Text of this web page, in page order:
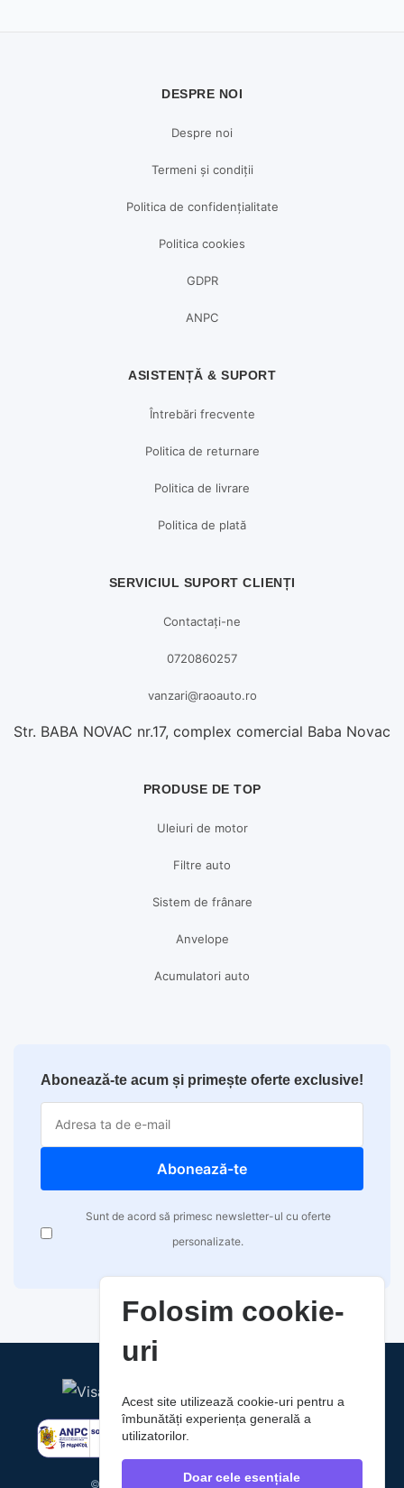
DESPRE NOI
Despre noi
Termeni și condiții
Politica de confidențialitate
Politica cookies
GDPR
ANPC
ASISTENȚĂ & SUPORT
Întrebări frecvente
Politica de returnare
Politica de livrare
Politica de plată
SERVICIUL SUPORT CLIENȚI
Contactați-ne
0720860257
vanzari@raoauto.ro
Str. BABA NOVAC nr.17, complex comercial Baba Novac
PRODUSE DE TOP
Uleiuri de motor
Filtre auto
Sistem de frânare
Anvelope
Acumulatori auto
Abonează-te acum și primește oferte exclusive!
Abonează-te
Sunt de acord să primesc newsletter-ul cu oferte
personalizate.
© 2026 RaoAuto. Toate drepturile rezervate.
Folosim cookie-
uri
Acest site utilizează cookie-uri pentru a
îmbunătăți experiența generală a
utilizatorilor.
Doar cele esențiale